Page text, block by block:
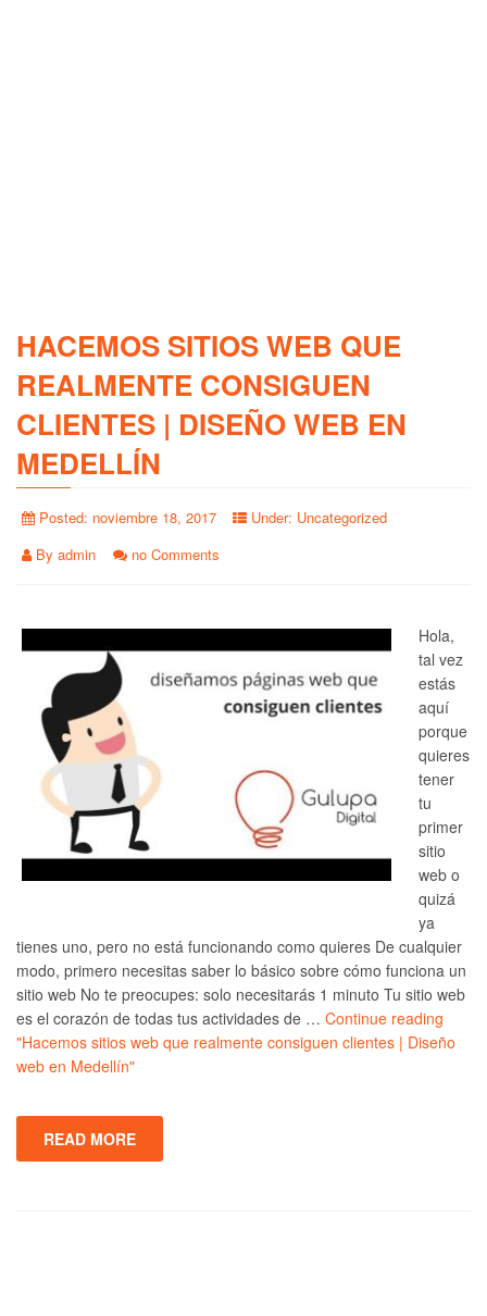
HACEMOS SITIOS WEB QUE
REALMENTE CONSIGUEN
CLIENTES | DISEÑO WEB EN
MEDELLÍN
Posted: noviembre 18, 2017 Under: Uncategorized
By admin no Comments
Hola,
tal vez
estás
aquí
porque
quieres
tener
tu
primer
sitio
web o
quizá
ya
tienes uno, pero no está funcionando como quieres De cualquier
modo, primero necesitas saber lo básico sobre cómo funciona un
sitio web No te preocupes: solo necesitarás 1 minuto Tu sitio web
es el corazón de todas tus actividades de … Continue reading
"Hacemos sitios web que realmente consiguen clientes | Diseño
web en Medellín"
READ MORE